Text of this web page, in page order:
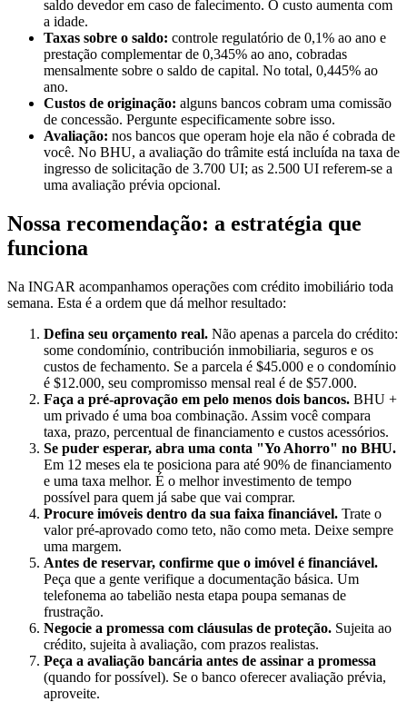
saldo devedor em caso de falecimento. O custo aumenta com
a idade.
Taxas sobre o saldo: controle regulatório de 0,1% ao ano e
prestação complementar de 0,345% ao ano, cobradas
mensalmente sobre o saldo de capital. No total, 0,445% ao
ano.
Custos de originação: alguns bancos cobram uma comissão
de concessão. Pergunte especificamente sobre isso.
Avaliação: nos bancos que operam hoje ela não é cobrada de
você. No BHU, a avaliação do trâmite está incluída na taxa de
ingresso de solicitação de 3.700 UI; as 2.500 UI referem-se a
uma avaliação prévia opcional.
Nossa recomendação: a estratégia que
funciona
Na INGAR acompanhamos operações com crédito imobiliário toda
semana. Esta é a ordem que dá melhor resultado:
Defina seu orçamento real. Não apenas a parcela do crédito:
some condomínio, contribución inmobiliaria, seguros e os
custos de fechamento. Se a parcela é $45.000 e o condomínio
é $12.000, seu compromisso mensal real é de $57.000.
Faça a pré-aprovação em pelo menos dois bancos. BHU +
um privado é uma boa combinação. Assim você compara
taxa, prazo, percentual de financiamento e custos acessórios.
Se puder esperar, abra uma conta "Yo Ahorro" no BHU.
Em 12 meses ela te posiciona para até 90% de financiamento
e uma taxa melhor. É o melhor investimento de tempo
possível para quem já sabe que vai comprar.
Procure imóveis dentro da sua faixa financiável. Trate o
valor pré-aprovado como teto, não como meta. Deixe sempre
uma margem.
Antes de reservar, confirme que o imóvel é financiável.
Peça que a gente verifique a documentação básica. Um
telefonema ao tabelião nesta etapa poupa semanas de
frustração.
Negocie a promessa com cláusulas de proteção. Sujeita ao
crédito, sujeita à avaliação, com prazos realistas.
Peça a avaliação bancária antes de assinar a promessa
(quando for possível). Se o banco oferecer avaliação prévia,
aproveite.